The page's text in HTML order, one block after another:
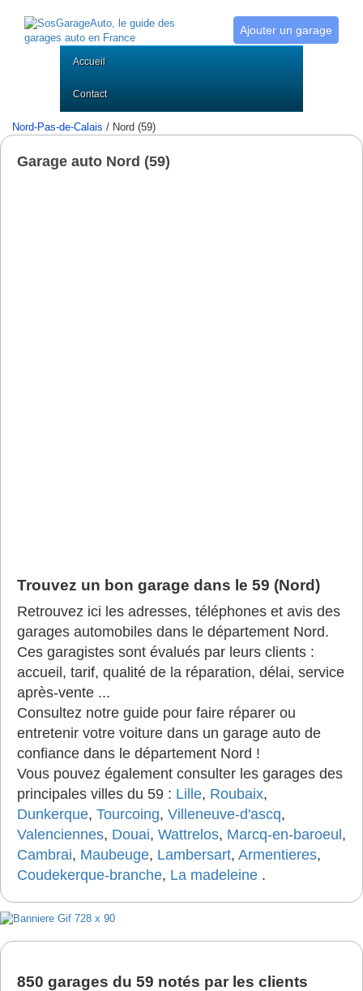
Ajouter un garage
Accueil
Contact
Nord-Pas-de-Calais / Nord (59)
Garage auto Nord (59)
Trouvez un bon garage dans le 59 (Nord)
Retrouvez ici les adresses, téléphones et avis des
garages automobiles dans le département Nord.
Ces garagistes sont évalués par leurs clients :
accueil, tarif, qualité de la réparation, délai, service
après-vente ...
Consultez notre guide pour faire réparer ou
entretenir votre voiture dans un garage auto de
confiance dans le département Nord !
Vous pouvez également consulter les garages des
principales villes du 59 : Lille, Roubaix,
Dunkerque, Tourcoing, Villeneuve-d'ascq,
Valenciennes, Douai, Wattrelos, Marcq-en-baroeul ,
Cambrai, Maubeuge, Lambersart, Armentieres,
Coudekerque-branche, La madeleine .
850 garages du 59 notés par les clients